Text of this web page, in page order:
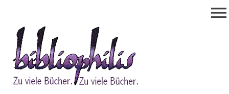
springen
menu